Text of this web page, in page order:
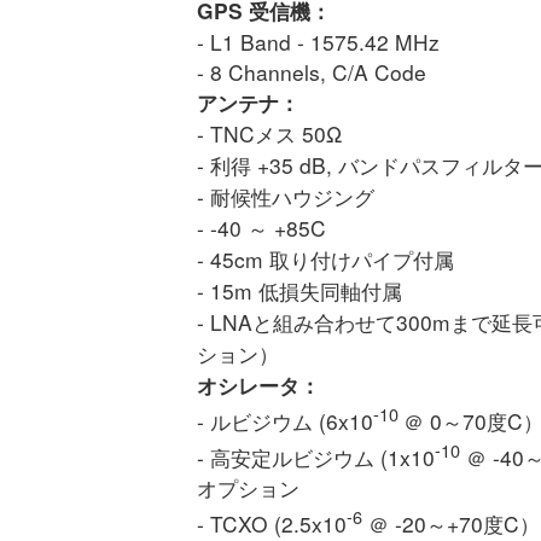
GPS 受信機：
- L1 Band - 1575.42 MHz
- 8 Channels, C/A Code
アンテナ：
- TNCメス 50Ω
- 利得 +35 dB, バンドパスフィルタ
- 耐候性ハウジング
- -40 ～ +85C
- 45cm 取り付けパイプ付属
- 15m 低損失同軸付属
- LNAと組み合わせて300mまで延長
ション）
オシレータ：
- ルビジウム (6x10-10 ＠ 0～70度C
- 高安定ルビジウム (1x10-10 ＠ -40
オプション
- TCXO (2.5x10-6 ＠ -20～+70度C